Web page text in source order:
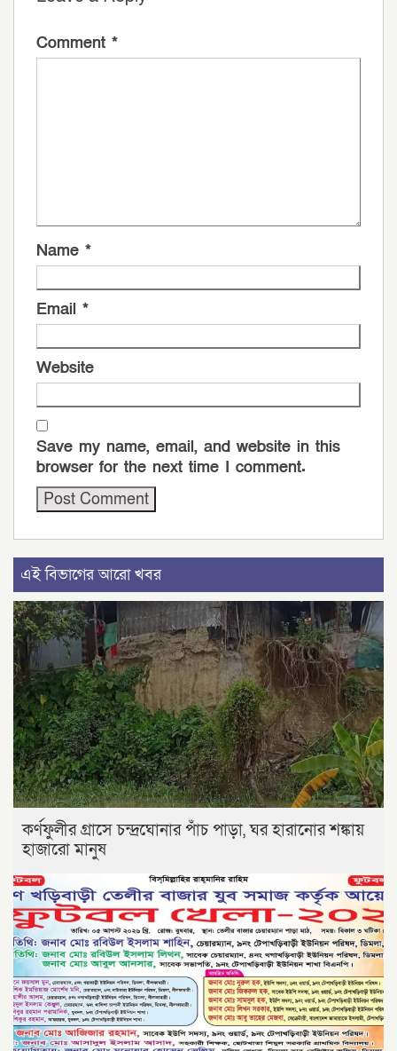
Comment *
Name *
Email *
Website
Save my name, email, and website in this
browser for the next time I comment.
এই বিভাগের আরো খবর
কর্ণফুলীর গ্রাসে চন্দ্রঘোনার পাঁচ পাড়া, ঘর হারানোর শঙ্কায়
হাজারো মানুষ